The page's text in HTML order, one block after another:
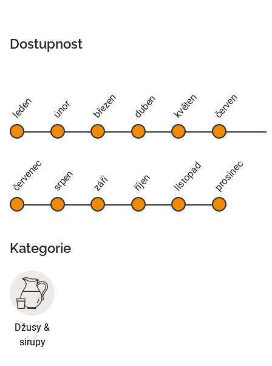
Dostupnost
leden únor březen duben květen červen
červenec srpen září říjen listopad prosinec
Kategorie
Džusy &
sirupy